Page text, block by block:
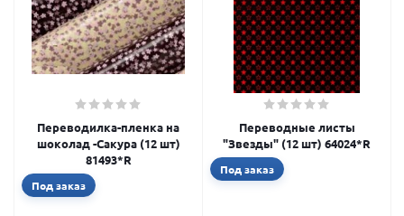
Переводилка-пленка на
шоколад -Сакура (12 шт)
81493*R
Под заказ
Переводные листы
"Звезды" (12 шт) 64024*R
Под заказ